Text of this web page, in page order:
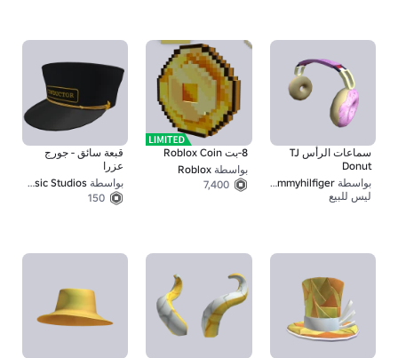
قبعة سائق - جورج
عزرا
بواسطة Sony Immersive Music Studios
150
8-بت Roblox Coin
بواسطة Roblox
7,400
سماعات الرأس TJ
Donut
بواسطة tommyhilfiger
ليس للبيع